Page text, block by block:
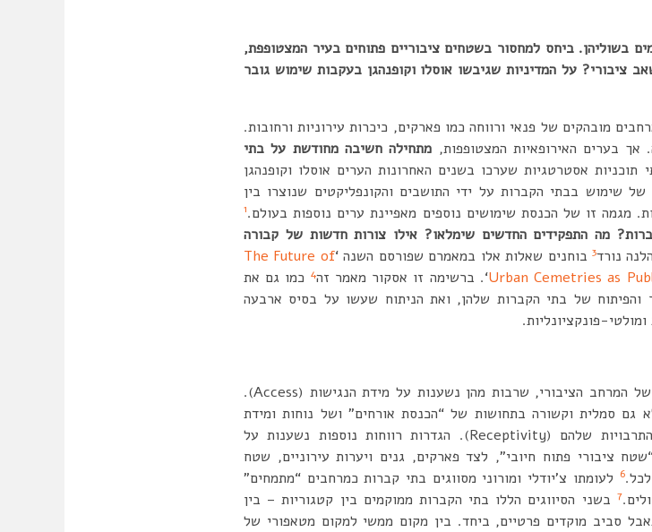
בשוליהן. ביחס למחסור בשטחים ציבוריים פתוחים בעיר המצטופפת,
ציבורי? על המדיניות שגיבשו אוסלו וקופנהגן בעקבות שימוש גובר
מובהקים של פנאי ורווחה כמו פארקים, כיכרות עירוניות ורחובות.
בערים האירופאיות המצטופפות, מתחילה חשיבה מחודשת על בתי
תוכניות אסטרטגיות שערכו בשנים האחרונות הערים אוסלו וקופנהגן
שימוש בבתי הקברות על ידי התושבים והקונפליקטים שנוצרו בין
מגמה זו של הכנסת שימושים נוספים מאפיינת ערים נוספות בעולם.1
מה התפקידים החדשים שימלאו? אילו צורות חדשות של קבורה
נורד3בוחנים שאלות אלו במאמרם שפורסם השנה ‘The Future of
Urban Cemetries as‘. ברשימה זו אסקור מאמר זה4 כמו גם את
והפיתוח של בתי הקברות שלהן, ואת הניתוח שעשו על בסיס ארבעה
פונקציונליות.
בתי קברות עירוניים מאתגרים את ההגדרות הקשיחות של המרחב הציבורי, שרבות מהן נשענות על מידת הנגישות (Access).
סמלית וקשורה בתחושות של “הכנסת אורחים” ושל נוחות ומידת
הנכונות לקלוט ולקבל את המבקרים על המנהגים והתרבויות שלהם (Receptivity). הגדרות רווחות נוספות נשענות על
ציבורי פתוח חיובי”, לצד פארקים, גנים ויערות עירוניים, שטח
6 לעומתו צ’יודלי ומורוני מסווגים בתי קברות כמרחבים “מתמחים”
7 בשני הסיווגים הללו בתי הקברות ממוקמים בין קטגוריות – בין
סביב מוקדים פרטיים, ביחד. בין מקום ממשי למקום מטאפורי של